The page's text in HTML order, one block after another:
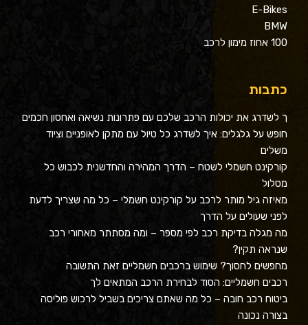
E-Bikes
BMW
100 אחוז מימון לרכב
כתבות
ך לשדרג את יכולות הרכב שלכם עם פתרונות נשיאה ואחסון חכמים
חופש על גלגלים: איך לשדרג כל טיול עם מתקן לאופניים וציוד
משלים
קורקינט חשמלי לשטח – הדרך המהירה והחדשנית לכבוש כל
מסלול
מאיזה גיל מותר לרכב על קורקינט חשמלי – כל מה שצריך לדעת
לפני שעולים על הדרך
מה מגלה בדיקת רכב לפי מספר – ומה מסתתר מאחורי רכב
שנראה תקין?
מחפשים לחסוך? שימוש ברכבים חשמליים זאת התשובה
רכבים חשמליים: הסוד לבחירת הרכב המתאים לך
ביטוח רכב חובה – כל מה שאתם צריכים בשביל לרכוש פוליסה
בצורה נכונה